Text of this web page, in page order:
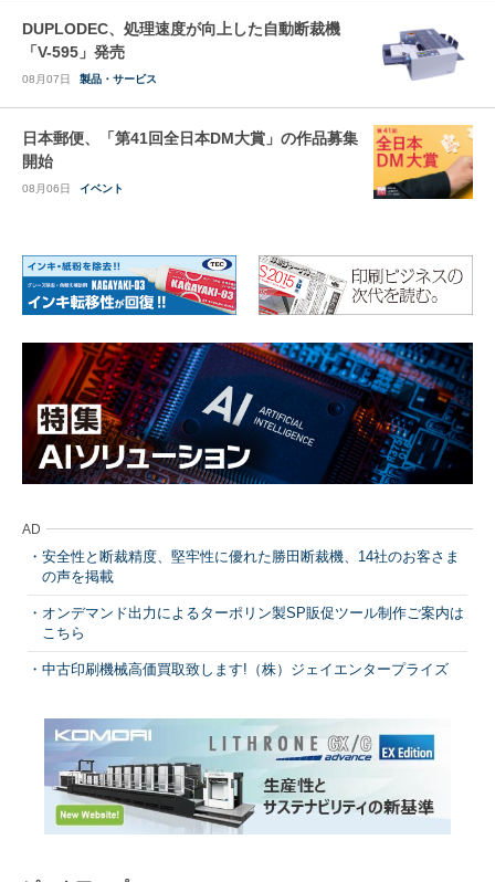
DUPLODEC、処理速度が向上した自動断裁機
「V-595」発売
08月07日 製品・サービス
日本郵便、「第41回全日本DM大賞」の作品募集
開始
08月06日 イベント
AD
安全性と断裁精度、堅牢性に優れた勝田断裁機、14社のお客さま
の声を掲載
オンデマンド出力によるターポリン製SP販促ツール制作ご案内は
こちら
中古印刷機械高価買取致します!（株）ジェイエンタープライズ